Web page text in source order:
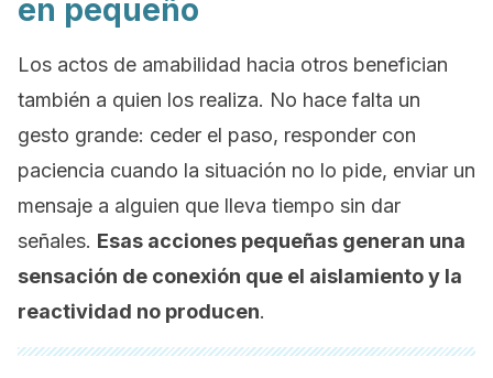
en pequeño
Los actos de amabilidad hacia otros benefician
también a quien los realiza. No hace falta un
gesto grande: ceder el paso, responder con
paciencia cuando la situación no lo pide, enviar un
mensaje a alguien que lleva tiempo sin dar
señales. Esas acciones pequeñas generan una
sensación de conexión que el aislamiento y la
reactividad no producen.